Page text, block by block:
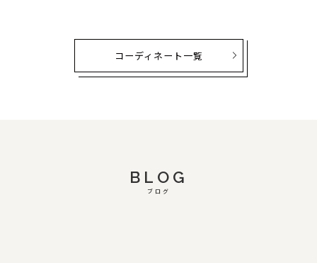
コーディネート一覧
BLOG
ブログ